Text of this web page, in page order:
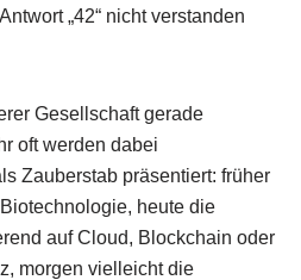
„42“ nicht verstanden
Gesellschaft gerade
oft werden dabei
Zauberstab präsentiert: früher
heute die
auf Cloud, Blockchain oder
morgen vielleicht die